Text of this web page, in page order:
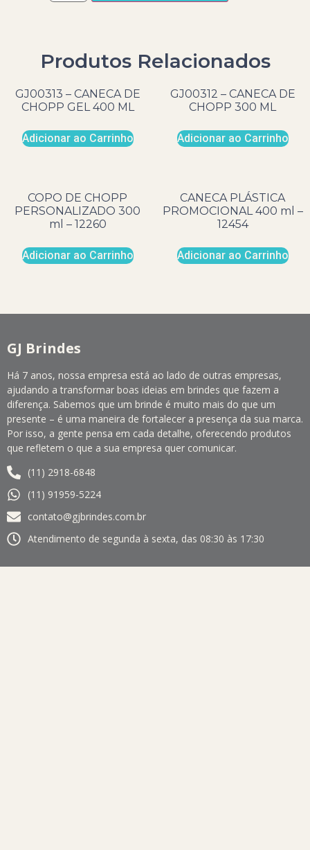
Produtos Relacionados
GJ00313 – CANECA DE
CHOPP GEL 400 ML
Adicionar ao Carrinho
GJ00312 – CANECA DE
CHOPP 300 ML
Adicionar ao Carrinho
COPO DE CHOPP
PERSONALIZADO 300
ml – 12260
Adicionar ao Carrinho
CANECA PLÁSTICA
PROMOCIONAL 400 ml –
12454
Adicionar ao Carrinho
GJ Brindes
Há 7 anos, nossa empresa está ao lado de outras empresas,
ajudando a transformar boas ideias em brindes que fazem a
diferença. Sabemos que um brinde é muito mais do que um
presente – é uma maneira de fortalecer a presença da sua marca.
Por isso, a gente pensa em cada detalhe, oferecendo produtos
que refletem o que a sua empresa quer comunicar.
(11) 2918-6848
(11) 91959-5224
contato@gjbrindes.com.br
Atendimento de segunda à sexta, das 08:30 às 17:30